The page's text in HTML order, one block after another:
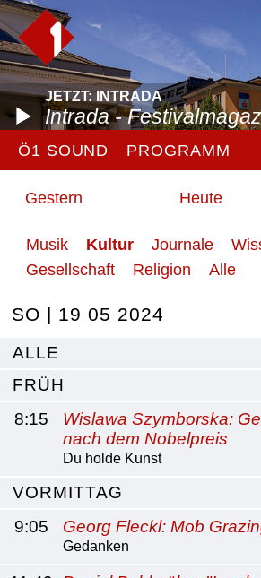
JETZT: INTRADA
Intrada -
Ö1 SOUND PROGRAMM
Gestern Heute
Musik Kultur Journale
Gesellschaft
Religion Alle
SO | 19 05 2024
ALLE
FRÜH
8:15
Wislawa Szymborska:
nach dem Nobelpreis
Du holde Kunst
VORMITTAG
9:05
Georg Fleckl: Mob
Gedanken